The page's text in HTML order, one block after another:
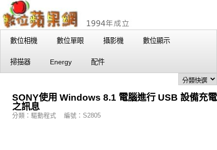
數位相機 數位單眼 攝影機 數位顯示
掃描器 Energy 配件
SONY使用 Windows 8.1 電腦進行 USB 設備充電
之訊息
分類：驅動程式 編號：S2805